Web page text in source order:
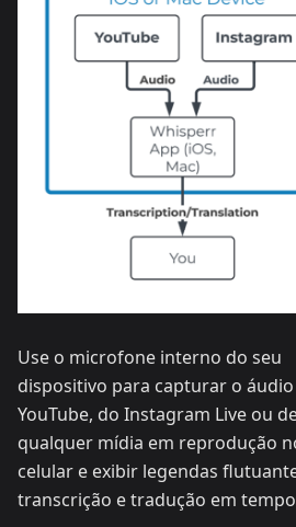
Use o microfone interno do seu
dispositivo para capturar o
YouTube, do Instagram Live ou
qualquer mídia em reprodução
celular e exibir legendas
transcrição e tradução em